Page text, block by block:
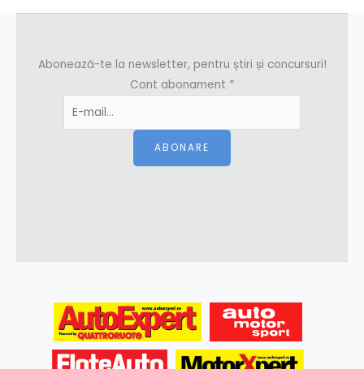
Abonează-te la newsletter, pentru știri și concursuri!
Cont abonament *
ABONARE